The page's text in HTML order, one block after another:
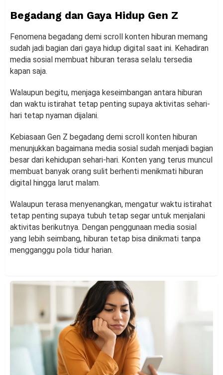
Begadang dan Gaya Hidup Gen Z
Fenomena begadang demi scroll konten hiburan memang
sudah jadi bagian dari gaya hidup digital saat ini. Kehadiran
media sosial membuat hiburan terasa selalu tersedia
kapan saja.
Walaupun begitu, menjaga keseimbangan antara hiburan
dan waktu istirahat tetap penting supaya aktivitas sehari-
hari tetap nyaman dijalani.
Kebiasaan Gen Z begadang demi scroll konten hiburan
menunjukkan bagaimana media sosial sudah menjadi bagian
besar dari kehidupan sehari-hari. Konten yang terus muncul
membuat banyak orang sulit berhenti menikmati hiburan
digital hingga larut malam.
Walaupun terasa menyenangkan, mengatur waktu istirahat
tetap penting supaya tubuh tetap segar untuk menjalani
aktivitas berikutnya. Dengan penggunaan media sosial
yang lebih seimbang, hiburan tetap bisa dinikmati tanpa
mengganggu pola tidur harian.